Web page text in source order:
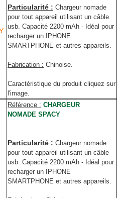
Particularité : Chargeur nomade
pour tout appareil utilisant un câble
usb. Capacité 2200 mAh - Idéal pour
recharger un IPHONE
SMARTPHONE et autres appareils.
Fabrication : Chinoise.
Caractéristique du produit cliquez sur
l'image.
Référence : CHARGEUR
NOMADE SPACY
Particularité : Chargeur nomade
pour tout appareil utilisant un câble
usb. Capacité 2200 mAh - Idéal pour
recharger un IPHONE
SMARTPHONE et autres appareils.